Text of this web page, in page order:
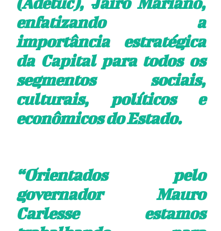
enfatizando a
importância estratégica
da Capital para todos os
segmentos sociais,
culturais, políticos e
econômicos do Estado.
“Orientados pelo
governador Mauro
Carlesse estamos